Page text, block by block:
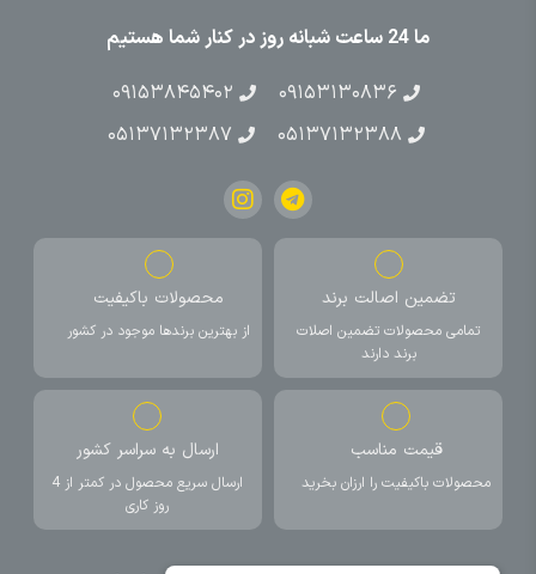
ما 24 ساعت شبانه روز در کنار شما هستیم
۰۹۱۵۳۱۳۰۸۳۶
۰۹۱۵۳۸۴۵۴۰۲
۰۵۱۳۷۱۳۲۳۸۸
۰۵۱۳۷۱۳۲۳۸۷
تضمین اصالت برند
تمامی محصولات تضمین اصلات
برند دارند
محصولات باکیفیت
از بهترین برندها موجود در کشور
قیمت مناسب
محصولات باکیفیت را ارزان بخرید
ارسال به سراسر کشور
ارسال سریع محصول در کمتر از 4
روز کاری